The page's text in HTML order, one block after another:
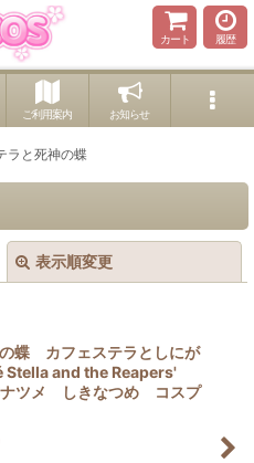
カート 履歴
ご利用案内 お知らせ
ラと死神の蝶
表示順変更
む
蝶 カフェステラとしにが
and the Reapers'
ツメ しきなつめ コスプ